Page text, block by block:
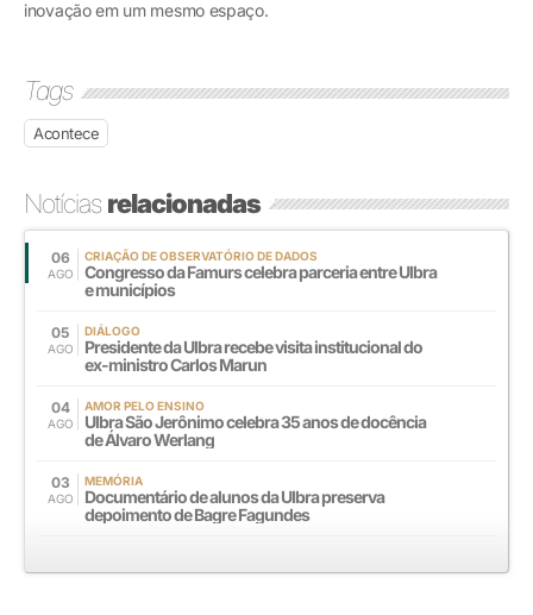
inovação em um mesmo espaço.
Tags
Acontece
Notíciasrelacionadas
06
AGO
CRIAÇÃO DE OBSERVATÓRIO DE DADOS
Congresso da Famurs celebra parceria entre Ulbra
e municípios
05
AGO
DIÁLOGO
Presidente da Ulbra recebe visita institucional do
ex-ministro Carlos Marun
04
AGO
AMOR PELO ENSINO
Ulbra São Jerônimo celebra 35 anos de docência
de Álvaro Werlang
03
AGO
MEMÓRIA
Documentário de alunos da Ulbra preserva
depoimento de Bagre Fagundes